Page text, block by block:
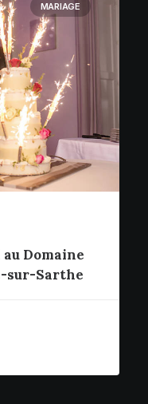
MARIAGE
Domaine
sur-Sarthe